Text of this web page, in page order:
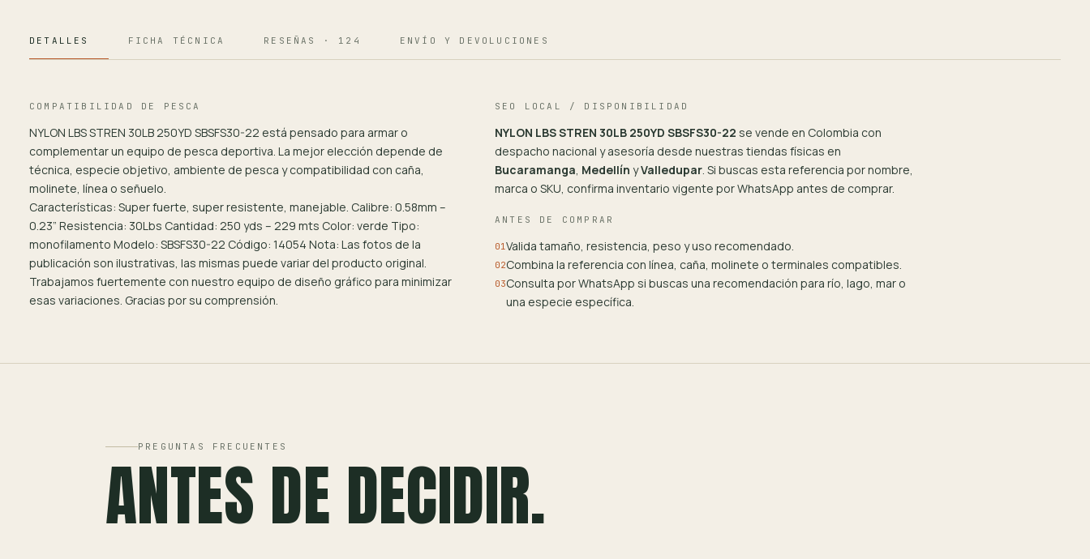
DETALLES FICHA TÉCNICA RESEÑAS · 124 ENVÍO Y DEVOLUCIONES
COMPATIBILIDAD DE PESCA
NYLON LBS STREN 30LB 250YD SBSFS30-22 está pensado para armar o
complementar un equipo de pesca deportiva. La mejor elección depende de
técnica, especie objetivo, ambiente de pesca y compatibilidad con caña,
molinete, línea o señuelo.
Características: Super fuerte, super resistente, manejable. Calibre: 0.58mm –
0.23” Resistencia: 30Lbs Cantidad: 250 yds – 229 mts Color: verde Tipo:
monofilamento Modelo: SBSFS30-22 Código: 14054 Nota: Las fotos de la
publicación son ilustrativas, las mismas puede variar del producto original.
Trabajamos fuertemente con nuestro equipo de diseño gráfico para minimizar
esas variaciones. Gracias por su comprensión.
SEO LOCAL / DISPONIBILIDAD
NYLON LBS STREN 30LB 250YD SBSFS30-22 se vende en Colombia con
despacho nacional y asesoría desde nuestras tiendas físicas en
Bucaramanga, Medellín yValledupar. Si buscas esta referencia por nombre,
marca o SKU, confirma inventario vigente por WhatsApp antes de comprar.
ANTES DE COMPRAR
01Valida tamaño, resistencia, peso y uso recomendado.
02Combina la referencia con línea, caña, molinete o terminales compatibles.
03Consulta por WhatsApp si buscas una recomendación para río, lago, mar o
una especie específica.
PREGUNTAS FRECUENTES
ANTES DE DECIDIR.